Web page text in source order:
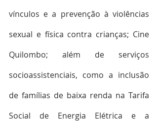
vínculos e a prevenção à violências
sexual e física contra crianças; Cine
Quilombo; além de serviços
socioassistenciais, como a inclusão
de famílias de baixa renda na Tarifa
Social de Energia Elétrica e a